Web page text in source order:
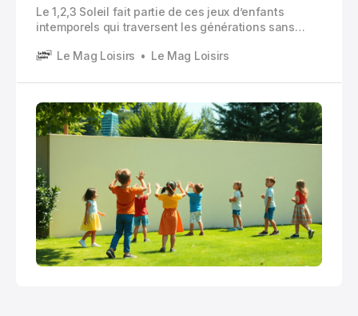
Le 1,2,3 Soleil fait partie de ces jeux d’enfants
intemporels qui traversent les générations sans
classique dans votre cour d’école, et vos enfants y
Le Mag Loisirs Le Mag Loisirs